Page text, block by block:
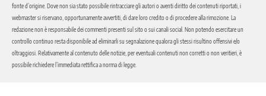
fonte d’origine. Dove non sia stato possibile rintracciare gli autori o aventi diritto dei contenuti riportati, i
webmaster si riservano, opportunamente avvertiti, di dare loro credito o di procedere alla rimozione. La
redazione non è responsabile dei commenti presenti sul sito o sui canali social. Non potendo esercitare un
controllo continuo resta disponibile ad eliminarli su segnalazione qualora gli stessi risultino offensivi e/o
oltraggiosi. Relativamente al contenuto delle notizie, per eventuali contenuti non corretti o non veritieri, è
possibile richiedere l’immediata rettifica a norma di legge.